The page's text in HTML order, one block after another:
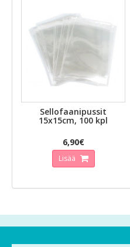
Sellofaanipussit
15x15cm, 100 kpl
6,90€
Lisää